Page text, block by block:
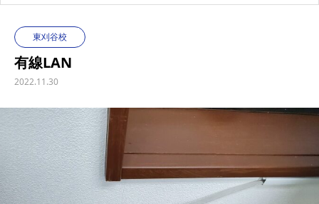
東刈谷校
有線LAN
2022.11.30